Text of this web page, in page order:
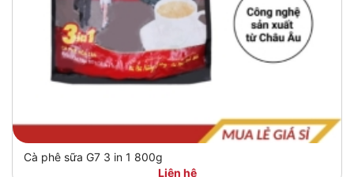
Cà phê sữa G7 3 in 1 800g
Liên hệ